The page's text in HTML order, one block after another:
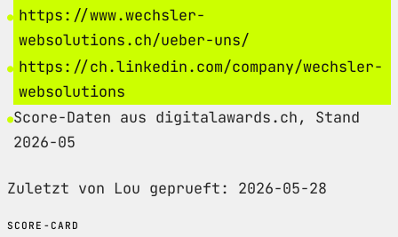
https://www.wechsler-
websolutions.ch/ueber-uns/
https://ch.linkedin.com/company/wechsler-
websolutions
Score-Daten aus digitalawards.ch, Stand
2026-05
Zuletzt von Lou geprueft: 2026-05-28
SCORE-CARD